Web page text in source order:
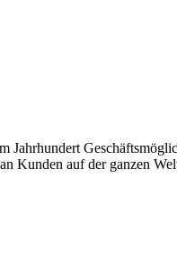
Kunden auf der ganzen